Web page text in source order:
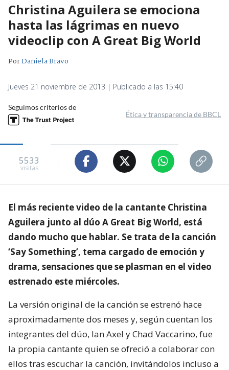
Christina Aguilera se emociona
hasta las lágrimas en nuevo
videoclip con A Great Big World
PorDaniela Bravo
Jueves 21 noviembre de 2013 | Publicado a las 15:40
Seguimos criterios de
Ética y transparencia de BBCL
5533
visitas
El más reciente video de la cantante Christina
Aguilera junto al dúo A Great Big World, está
dando mucho que hablar. Se trata de la canción
‘Say Something’, tema cargado de emoción y
drama, sensaciones que se plasman en el video
estrenado este miércoles.
La versión original de la canción se estrenó hace
aproximadamente dos meses y, según cuentan los
integrantes del dúo, Ian Axel y Chad Vaccarino, fue
la propia cantante quien se ofreció a colaborar con
ellos tras escuchar la canción, invitándolos incluso a